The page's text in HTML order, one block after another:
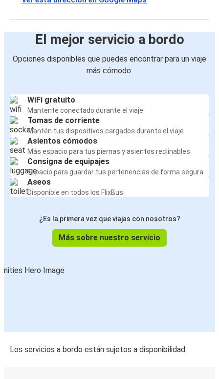
El mejor servicio a bordo
Opciones disponibles que puedes encontrar para un viaje
más cómodo:
WiFi gratuito
Mantente conectado durante el viaje
Tomas de corriente
Mantén tus dispositivos cargados durante el viaje
Asientos cómodos
Más espacio para tus piernas y asientos reclinables
Consigna de equipajes
Espacio para guardar tus pertenencias de forma segura
Aseos
Disponible en todos los FlixBus
¿Es la primera vez que viajas con nosotros?
Más sobre nuestro servicio
Los servicios a bordo están sujetos a disponibilidad